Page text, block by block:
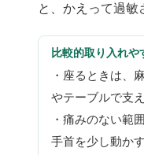
と、かえって過敏
比較的取り入れや
・座るときは、
やテーブルで支
・痛みのない範
手首を少し動かす